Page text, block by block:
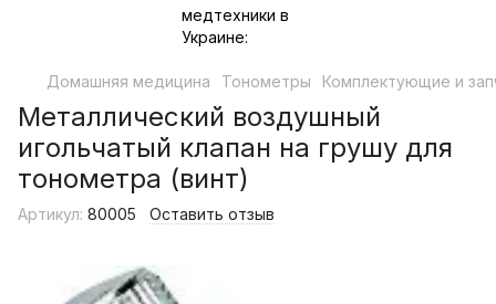
Домашняя медицина Тонометры Комплектующие и
Металлический воздушный
игольчатый клапан на грушу для
тонометра (винт)
Артикул: 80005 Оставить отзыв